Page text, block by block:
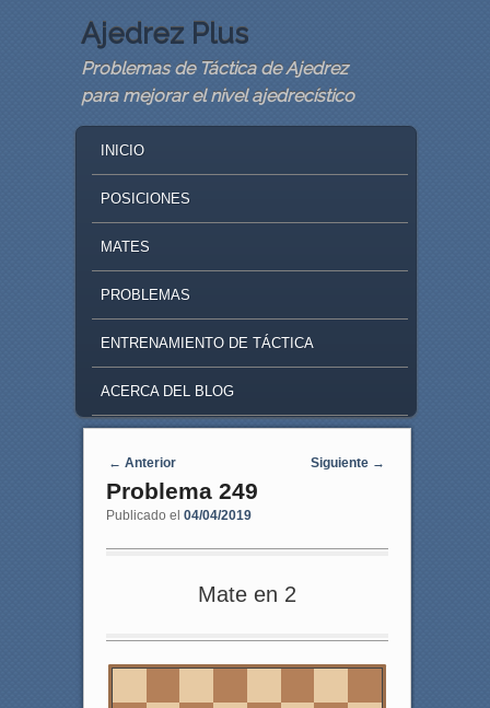
Ajedrez Plus
Problemas de Táctica de Ajedrez
para mejorar el nivel ajedrecístico
SKIP TO PRIMARY CONTENT
SKIP TO SECONDARY CONTENT
INICIO
POSICIONES
MATES
PROBLEMAS
ENTRENAMIENTO DE TÁCTICA
ACERCA DEL BLOG
Navegaci�n de entradas
← Anterior Siguiente →
Problema 249
Publicado el 04/04/2019
Mate en 2